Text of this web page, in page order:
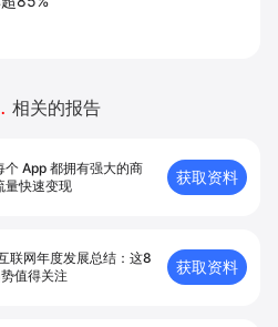
劣对比 相关的报告
个 App 都拥有强⼤的商
量快速变现
获取资料
联网年度发展总结：这8
值得关注
获取资料